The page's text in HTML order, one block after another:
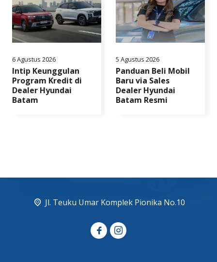
6 Agustus 2026
Intip Keunggulan
Program Kredit di
Dealer Hyundai
Batam
5 Agustus 2026
Panduan Beli Mobil
Baru via Sales
Dealer Hyundai
Batam Resmi
Jl. Teuku Umar Komplek Pionika No.10